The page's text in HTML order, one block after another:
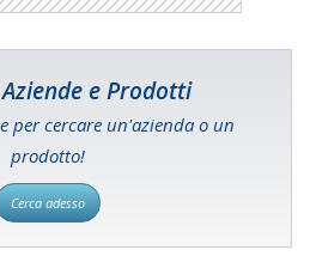
e Prodotti
per cercare un'azienda o un
prodotto!
Cerca adesso